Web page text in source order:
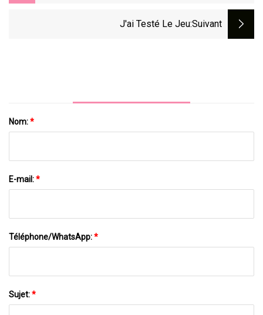
J'ai Testé Le Jeu:suivant
Nom:*
E-mail:*
Téléphone/WhatsApp:*
Sujet:*